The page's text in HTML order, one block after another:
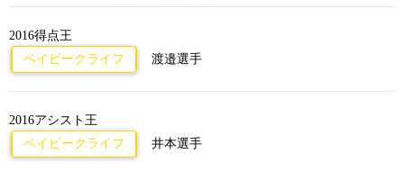
2016得点王
ベイビークライフ
渡邉選手
2016アシスト王
ベイビークライフ
井本選手